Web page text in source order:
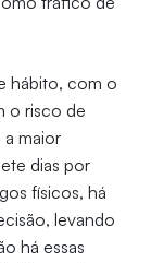
hábito, com o
o risco de
maior
dias por
físicos, há
levando
há essas